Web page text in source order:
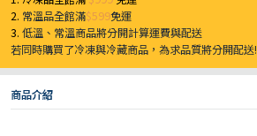
2. 常溫品全館滿$599免運
3.低溫、常溫商品將分開計算運費與配送
若同時購買了冷凍與冷藏商品，為求品質將分開配送!
商品介紹